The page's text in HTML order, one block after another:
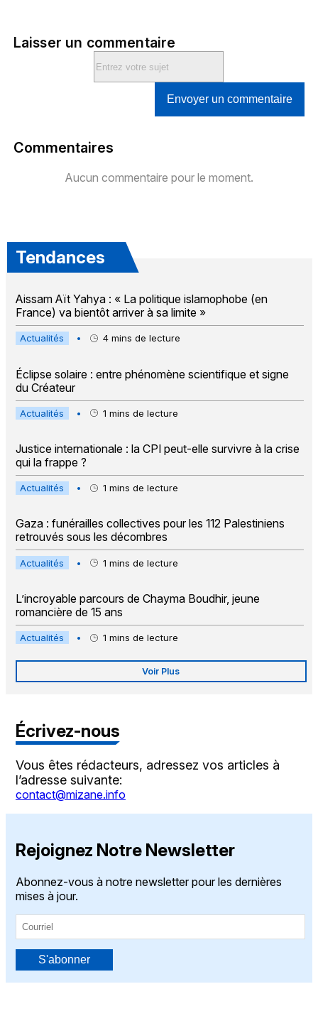
Laisser un commentaire
Envoyer un commentaire
Commentaires
Aucun commentaire pour le moment.
Tendances
Aissam Aït Yahya : « La politique islamophobe (en
France) va bientôt arriver à sa limite »
Actualités • 4 mins de lecture
Éclipse solaire : entre phénomène scientifique et signe
du Créateur
Actualités • 1 mins de lecture
Justice internationale : la CPI peut-elle survivre à la crise
qui la frappe ?
Actualités • 1 mins de lecture
Gaza : funérailles collectives pour les 112 Palestiniens
retrouvés sous les décombres
Actualités • 1 mins de lecture
L’incroyable parcours de Chayma Boudhir, jeune
romancière de 15 ans
Actualités • 1 mins de lecture
Voir Plus
Écrivez-nous
Vous êtes rédacteurs, adressez vos articles à
l’adresse suivante:
contact@mizane.info
Rejoignez Notre Newsletter
Abonnez-vous à notre newsletter pour les dernières
mises à jour.
S'abonner